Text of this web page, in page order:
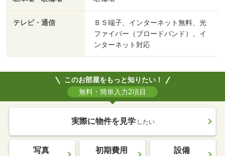
テレビ・通信
ＢＳ端子、インターネット無料、光
ファイバー（ブロードバンド）、イ
ンターネット対応
このお部屋をもっと知りたい！
無料・簡単入力2項目
実際に物件を見学 したい
写真 初期費用 設備